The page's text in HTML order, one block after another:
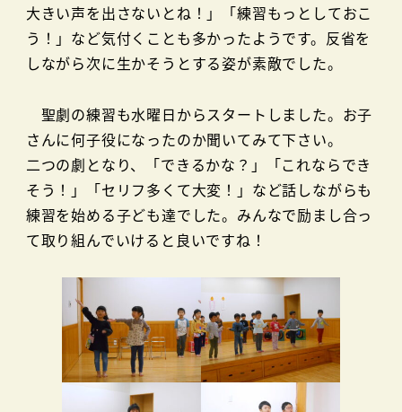
大きい声を出さないとね！」「練習もっとしておこ
う！」など気付くことも多かったようです。反省を
しながら次に生かそうとする姿が素敵でした。
聖劇の練習も水曜日からスタートしました。お子
さんに何子役になったのか聞いてみて下さい。
二つの劇となり、「できるかな？」「これならでき
そう！」「セリフ多くて大変！」など話しながらも
練習を始める子ども達でした。みんなで励まし合っ
て取り組んでいけると良いですね！